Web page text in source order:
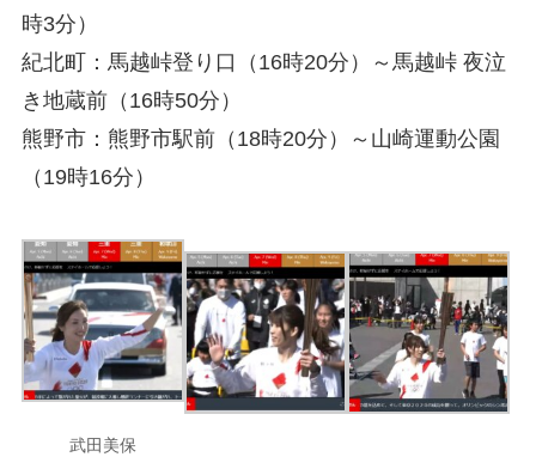
時3分）
紀北町：馬越峠登り口（16時20分）～馬越峠 夜泣
き地蔵前（16時50分）
熊野市：熊野市駅前（18時20分）～山崎運動公園
（19時16分）
武田美保